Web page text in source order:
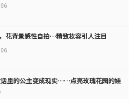
花背景感性自拍…精致妆容引人注目
里的公主变成现实……点亮玫瑰花园的娃